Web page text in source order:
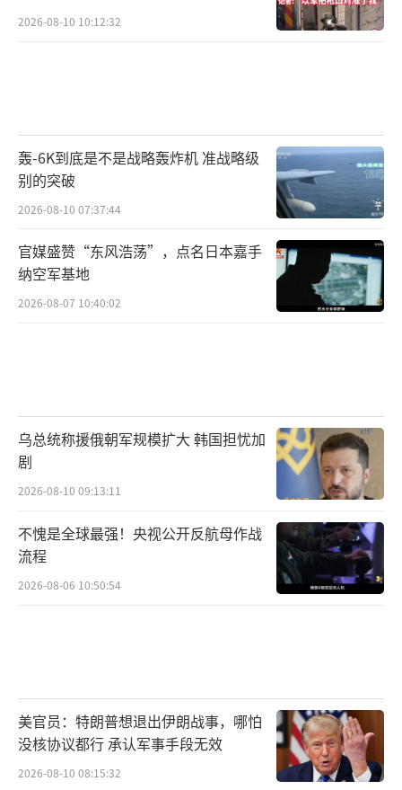
计要求极高。
力系统，完全依靠火箭推动进入滑翔阶段，速
度会逐渐下降，末端机动能力受限。
全球主要国家的HGV和HCM代表型号如
下：
HGV代表
：俄罗斯“先锋”、中国东风-1
印度选择HCM路线的主要优势在于其已有
的俄制超燃冲压发动机技术基础
，但要真正实
现具备实战能力的高超声速巡航导弹，仍然面
临诸多技术难关，如燃烧稳定性、气动外形优
化、材料耐高温能力等问题
行试验和战术验证。
至于HGV，印度连基础性测试都尚未完
2026-08-10 10:12:32
轰-6K到底是不是战略轰炸机 准战略级
别的突破
2026-08-10 07:37:44
官媒盛赞“东风浩荡”，点名日本嘉手
纳空军基地
2026-08-07 10:40:02
乌总统称援俄朝军规模扩大 韩国担忧加
剧
2026-08-10 09:13:11
不愧是全球最强！央视公开反航母作战
流程
2026-08-06 10:50:54
美官员：特朗普想退出伊朗战事，哪怕
没核协议都行 承认军事手段无效
2026-08-10 08:15:32